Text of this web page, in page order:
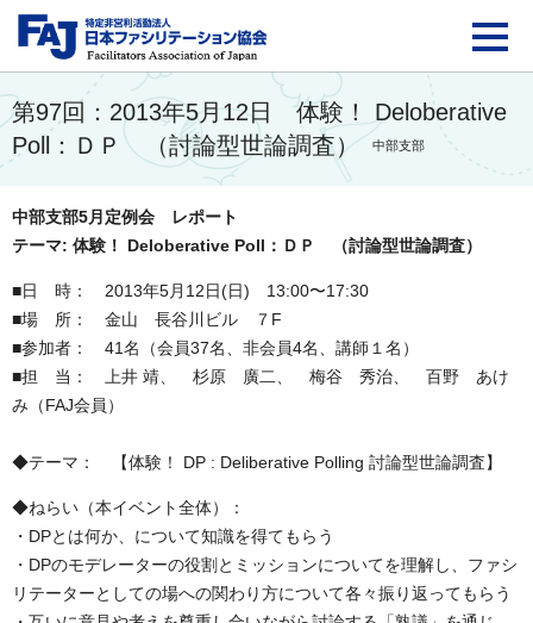
FAJ：特定非営利活動
第97回：2013年5月12日 体験！ Deloberative
Poll：ＤＰ （討論型世論調査）
中部支部
中部支部5月定例会 レポート
テーマ: 体験！ Deloberative Poll：ＤＰ （討論型世論調査）
■日 時： 2013年5月12日(日) 13:00〜17:30
■場 所： 金山 長谷川ビル ７F
■参加者： 41名（会員37名、非会員4名、講師１名）
■担 当： 上井 靖、 杉原 廣二、 梅谷 秀治、 百野 あけ
み（FAJ会員）
◆テーマ： 【体験！ DP : Deliberative Polling 討論型世論調査】
◆ねらい（本イベント全体）：
・DPとは何か、について知識を得てもらう
・DPのモデレーターの役割とミッションについてを理解し、ファシ
リテーターとしての場への関わり方について各々振り返ってもらう